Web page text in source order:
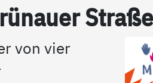
Stra­ße
von vier